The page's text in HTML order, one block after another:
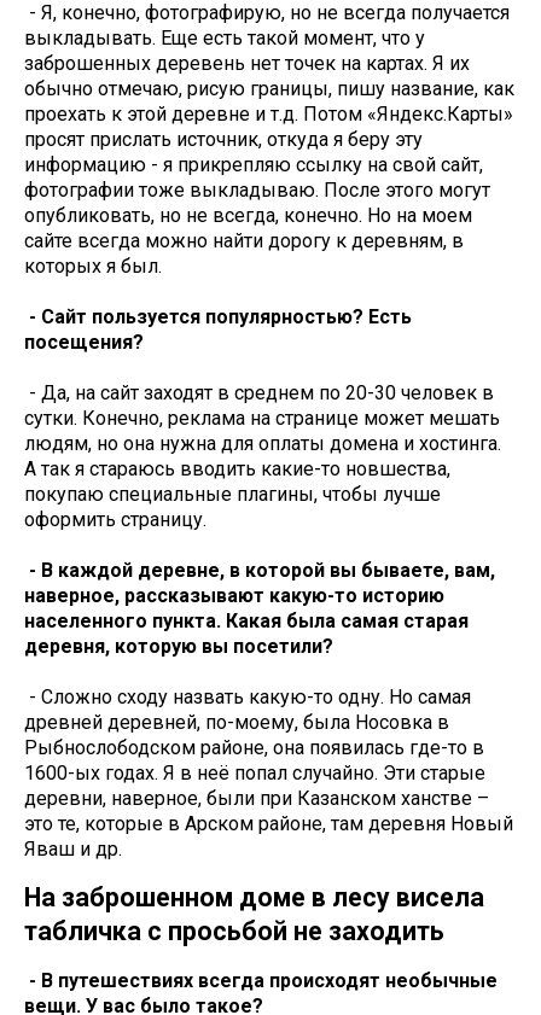
- Я, конечно, фотографирую, но не всегда получается
выкладывать. Еще есть такой момент, что у
заброшенных деревень нет точек на картах. Я их
обычно отмечаю, рисую границы, пишу название, как
проехать к этой деревне и т.д. Потом «Яндекс.Карты»
просят прислать источник, откуда я беру эту
информацию - я прикрепляю ссылку на свой сайт,
фотографии тоже выкладываю. После этого могут
опубликовать, но не всегда, конечно. Но на моем
сайте всегда можно найти дорогу к деревням, в
которых я был.
- Сайт пользуется популярностью? Есть
посещения?
- Да, на сайт заходят в среднем по 20-30 человек в
сутки. Конечно, реклама на странице может мешать
людям, но она нужна для оплаты домена и хостинга.
А так я стараюсь вводить какие-то новшества,
покупаю специальные плагины, чтобы лучше
оформить страницу.
- В каждой деревне, в которой вы бываете, вам,
наверное, рассказывают какую-то историю
населенного пункта. Какая была самая старая
деревня, которую вы посетили?
- Сложно сходу назвать какую-то одну. Но самая
древней деревней, по-моему, была Носовка в
Рыбнослободском районе, она появилась где-то в
1600-ых годах. Я в неё попал случайно. Эти старые
деревни, наверное, были при Казанском ханстве –
это те, которые в Арском районе, там деревня Новый
Яваш и др.
На заброшенном доме в лесу висела
табличка с просьбой не заходить
- В путешествиях всегда происходят необычные
вещи. У вас было такое?